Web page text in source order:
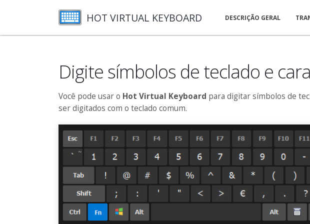
HOT VIRTUAL KEYBOARD DESCRIÇÃO GERAL
Digite símbolos de teclado e
Você pode usar o Hot Virtual Keyboard para digitar símbolos de
ser digitados com o teclado comum.